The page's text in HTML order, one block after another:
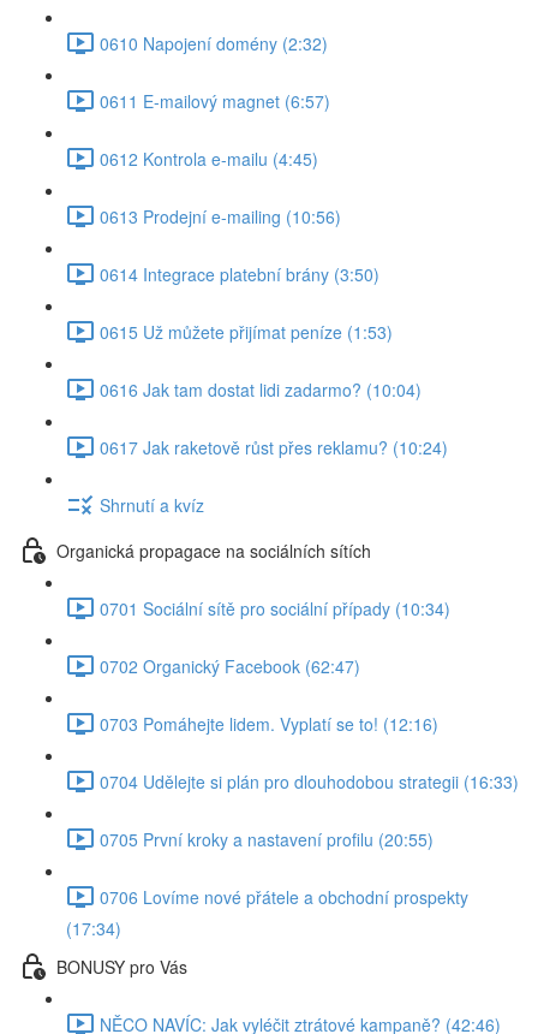
0610 Napojení domény (2:32)
0611 E-mailový magnet (6:57)
0612 Kontrola e-mailu (4:45)
0613 Prodejní e-mailing (10:56)
0614 Integrace platební brány (3:50)
0615 Už můžete přijímat peníze (1:53)
0616 Jak tam dostat lidi zadarmo? (10:04)
0617 Jak raketově růst přes reklamu? (10:24)
Shrnutí a kvíz
Organická propagace na sociálních sítích
0701 Sociální sítě pro sociální případy (10:34)
0702 Organický Facebook (62:47)
0703 Pomáhejte lidem. Vyplatí se to! (12:16)
0704 Udělejte si plán pro dlouhodobou strategii (16:33)
0705 První kroky a nastavení profilu (20:55)
0706 Lovíme nové přátele a obchodní prospekty
(17:34)
BONUSY pro Vás
NĚCO NAVÍC: Jak vyléčit ztrátové kampaně? (42:46)